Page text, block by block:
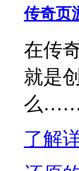
传奇页
在传
就是
么
了解